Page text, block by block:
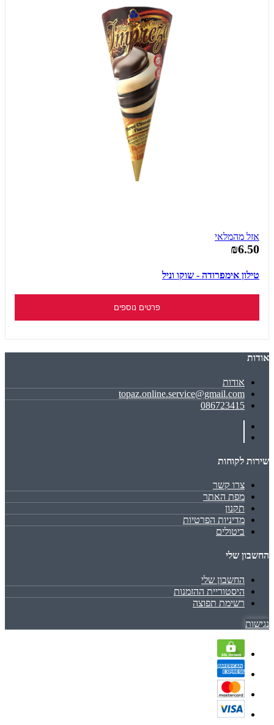
אזל מהמלאי
₪6.50
טילון אימפרודה - שוקו וניל
פרטים נוספים
אודות
אודות
topaz.online.service@gmail.com
086723415
שירות לקוחות
צרו קשר
מפת האתר
תקנון
מדיניות הפרטיות
ביטולים
החשבון שלי
החשבון שלי
היסטוריית ההזמנות
רשימת תפוצה
נגישות